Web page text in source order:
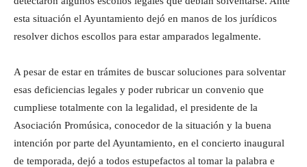
esta situación el Ayuntamiento dejó en manos de los jurídicos
resolver dichos escollos para estar amparados legalmente.
A pesar de estar en trámites de buscar soluciones para solventar
esas deficiencias legales y poder rubricar un convenio que
cumpliese totalmente con la legalidad, el presidente de la
Asociación Promúsica, conocedor de la situación y la buena
intención por parte del Ayuntamiento, en el concierto inaugural
de temporada, dejó a todos estupefactos al tomar la palabra e